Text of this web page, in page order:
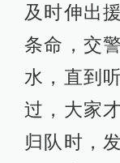
及时伸出
条命，交
水，直到
过，大家
归队时，